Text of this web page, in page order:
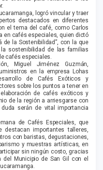
logró vincular y traer
destacados en diferentes
el tema del café, como Carlos
en cafés especiales, quien dictó
de la Sostenibilidad”, con la que
sostenibilidad de las familias
cafés especiales.
Miguel Jiménez Guzmán,
en la empresa Lohas
de Cafés Exóticos y
sobre los puntos a tener en
de cafés exóticos y
de la región a arriesgarse con
serán de vital importancia
de Cafés Especiales, que
importantes talleres,
con baristas, degustaciones,
y muestras artísticas, en
sin ningún costo, gracias
Municipio de San Gil con el